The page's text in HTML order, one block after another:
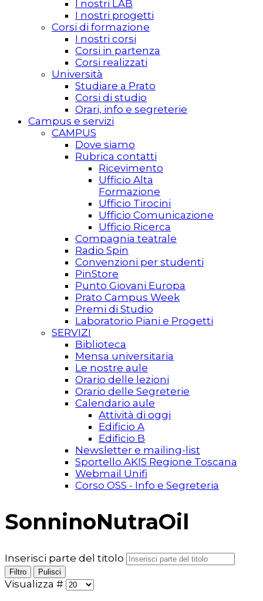
I nostri LAB
I nostri progetti
Corsi di formazione
I nostri corsi
Corsi in partenza
Corsi realizzati
Università
Studiare a Prato
Corsi di studio
Orari, info e segreterie
Campus e servizi
CAMPUS
Dove siamo
Rubrica contatti
Ricevimento
Ufficio Alta
Formazione
Ufficio Tirocini
Ufficio Comunicazione
Ufficio Ricerca
Compagnia teatrale
Radio Spin
Convenzioni per studenti
PinStore
Punto Giovani Europa
Prato Campus Week
Premi di Studio
Laboratorio Piani e Progetti
SERVIZI
Biblioteca
Mensa universitaria
Le nostre aule
Orario delle lezioni
Orario delle Segreterie
Calendario aule
Attività di oggi
Edificio A
Edificio B
Newsletter e mailing-list
Sportello AKIS Regione Toscana
Webmail Unifi
Corso OSS - Info e Segreteria
SonninoNutraOil
Inserisci parte del titolo
Filtro Pulisci
Visualizza #